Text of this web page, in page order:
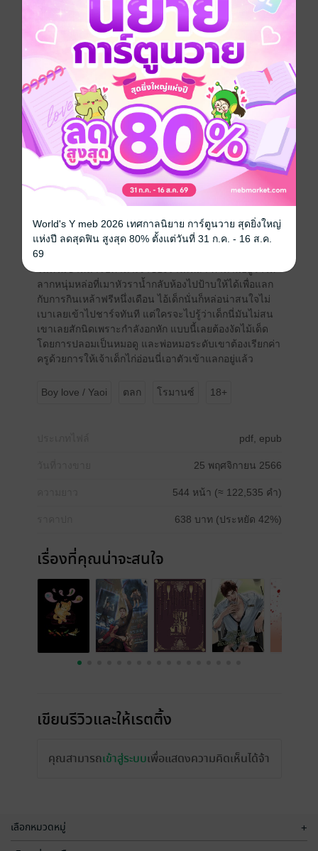
หนังสือเซตนี้มีทั้งหมด 2 เรื่อง คือ
1. ก็บอกว่าเลิกขายแล้วไงวะ!
เพื่อนรักบอกมึงสเปคผู้ชายทำไมไม่ลองขายตัว เมื่อไอ้เพื่อน
นรกมันท้าคนเมาก็จัดไปดอกใหญ่ ลองครั้งแรกล่อซะแทบ
ตาย ตื่นขึ้นมาสาบานว่าไม่เอาอีกแล้ว แต่บทชีวิตมันจะ
เฮงซวยเมื่อต้องมาเป็น รปภ คอนโดลูกค้าคนนั้น!
2. ก็บอกว่าเลิกดูดวงให้แล้วไงวะ!
หมวยชายหนุ่มสุดแซ่บที่มีความจำเป็นต้องลากผู้ชายไปวัน
ลากหนุ่มหล่อที่เมาหัวราน้ำกลับห้องไปป้าบให้ได้เพื่อแลก
กับการกินเหล้าฟรีหนึ่งเดือน ไอ้เด็กนั่นก็หล่อน่าสนใจไม่
เบาเลยเข้าไปชาร์จทันที แต่ใครจะไปรู้ว่าเด็กนี่มันไม่สน
เขาเลยสักนิดเพราะกำลังอกหัก แบบนี้เลยต้องงัดไม้เด็ด
โดยการปลอมเป็นหมอดู และพ่อหมอระดับเขาต้องเรียกค่า
ครูด้วยการให้เจ้าเด็กไก่อ่อนนี่เอาตัวเข้าแลกอยู่แล้ว
Boy love / Yaoi ตลก โรมานซ์ 18+
pdf, epub
25 พฤศจิกายน 2566
544 หน้า (≈ 122,535 คำ)
638 บาท (ประหยัด 42%)
เรื่องที่คุณน่าจะสนใจ
เขียนรีวิวและให้เรตติ้ง
คุณสามารถเข้าสู่ระบบเพื่อแสดงความคิดเห็นได้จ้า
เลือกหมวดหมู่ +
World's Y meb 2026 เทศกาลนิยาย การ์ตูนวาย สุดยิ่งใหญ่
แห่งปี ลดสุดฟิน สูงสุด 80% ตั้งแต่วันที่ 31 ก.ค. - 16 ส.ค.
69